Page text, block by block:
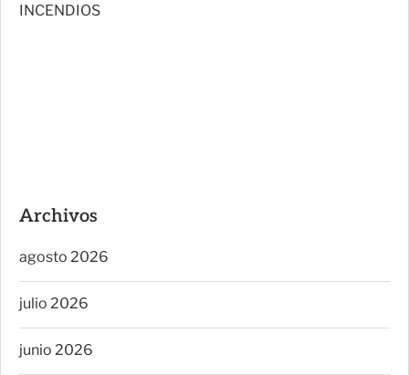
INCENDIOS
Archivos
agosto 2026
julio 2026
junio 2026